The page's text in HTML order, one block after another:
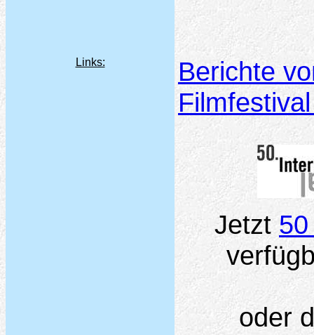
Links:
Berichte
Jetzt
oder